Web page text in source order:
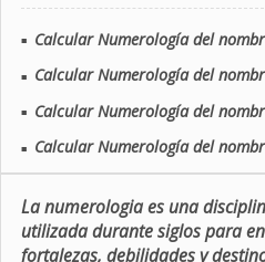
■ Calcular Numerología del
■ Calcular Numerología del
■ Calcular Numerología del
■ Calcular Numerología del
La numerologia es una
utilizada durante siglos para
fortalezas, debilidades y